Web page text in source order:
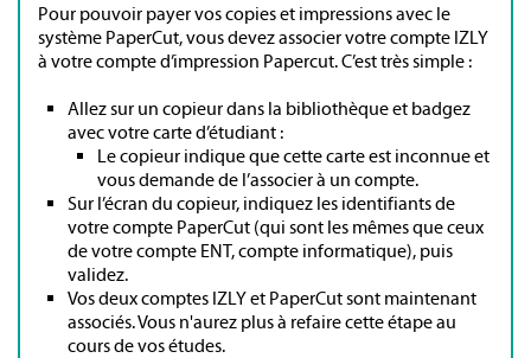
Pour pouvoir payer vos copies et impressions avec le
système PaperCut, vous devez associer votre compte IZLY
à votre compte d’impression Papercut. C’est très simple :
Allez sur un copieur dans la bibliothèque et badgez
avec votre carte d’étudiant :
Le copieur indique que cette carte est inconnue et
vous demande de l’associer à un compte.
Sur l’écran du copieur, indiquez les identifiants de
votre compte PaperCut (qui sont les mêmes que ceux
de votre compte ENT, compte informatique), puis
validez.
Vos deux comptes IZLY et PaperCut sont maintenant
associés. Vous n'aurez plus à refaire cette étape au
cours de vos études.